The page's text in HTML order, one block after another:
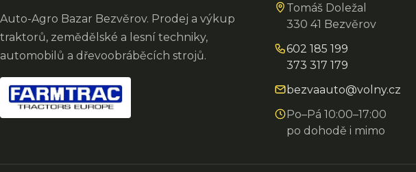
Auto-Agro Bazar Bezvěrov. Prodej a výkup
traktorů, zemědělské a lesní techniky,
automobilů a dřevoobráběcích strojů.
Tomáš Doležal
330 41 Bezvěrov
602 185 199
373 317 179
bezvaauto@volny.cz
Po–Pá 10:00–17:00
po dohodě i mimo